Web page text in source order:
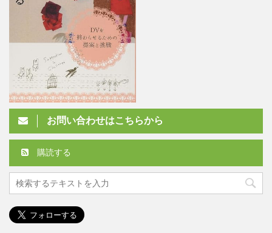
お問い合わせはこちらから
購読する